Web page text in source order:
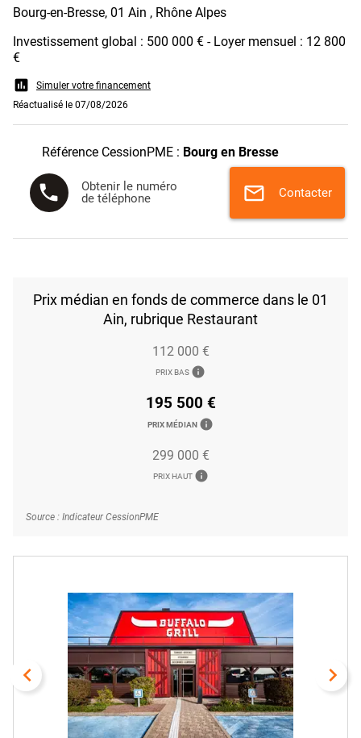
Bourg-en-Bresse, 01 Ain , Rhône Alpes
Investissement global : 500 000 € - Loyer mensuel : 12 800
€
assessment
Simuler votre financement
Réactualisé le 07/08/2026
Référence CessionPME : Bourg en Bresse
phone
Obtenir le numéro
de téléphone
mail Contacter
Prix médian en fonds de commerce dans le 01
Ain, rubrique Restaurant
112 000 €
PRIX BAS info
195 500 €
PRIX MÉDIAN info
299 000 €
PRIX HAUT info
Source : Indicateur CessionPME
navigate_before navigate_next